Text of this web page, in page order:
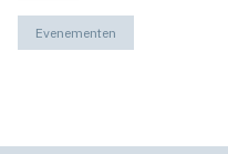
Evenementen